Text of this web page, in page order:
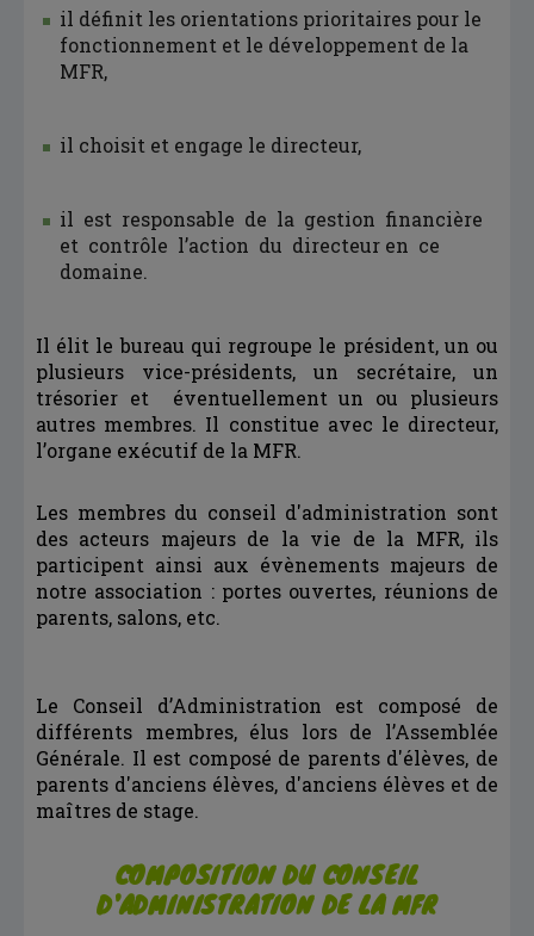
il définit les orientations prioritaires pour le
fonctionnement et le développement de la
MFR,
il choisit et engage le directeur,
il est responsable de la gestion financière
et contrôle l’action du directeur en ce
domaine.
Il élit le bureau qui regroupe le président, un ou
plusieurs vice-présidents, un secrétaire, un
trésorier et éventuellement un ou plusieurs
autres membres. Il constitue avec le directeur,
l’organe exécutif de la MFR.
Les membres du conseil d'administration sont
des acteurs majeurs de la vie de la MFR, ils
participent ainsi aux évènements majeurs de
notre association : portes ouvertes, réunions de
parents, salons, etc.
Le Conseil d’Administration est composé de
différents membres, élus lors de l’Assemblée
Générale. Il est composé de parents d'élèves, de
parents d'anciens élèves, d'anciens élèves et de
maîtres de stage.
COMPOSITION DU CONSEIL
D'ADMINISTRATION DE LA MFR